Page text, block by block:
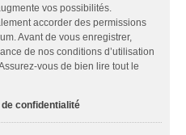
vos possibilités.
accorder des permissions
Avant de vous enregistrer,
de nos conditions d’utilisation
vous de bien lire tout le
de confidentialité